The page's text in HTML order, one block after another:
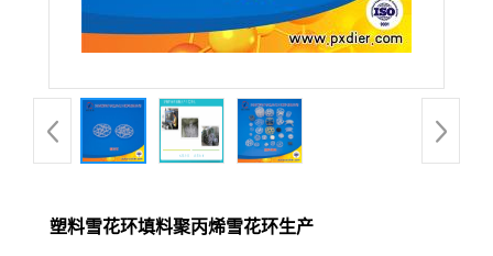
塑料雪花环填料聚丙烯雪花环生产